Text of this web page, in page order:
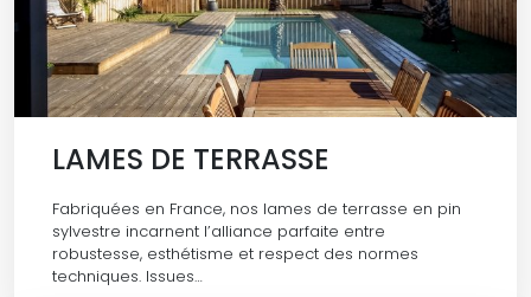
LAMES DE TERRASSE
Fabriquées en France, nos lames de terrasse en pin
sylvestre incarnent l’alliance parfaite entre
robustesse, esthétisme et respect des normes
techniques. Issues…